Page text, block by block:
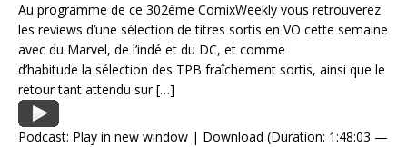
Au programme de ce 302ème ComixWeekly vous retrouverez
les reviews d’une sélection de titres sortis en VO cette semaine
avec du Marvel, de l’indé et du DC, et comme
d’habitude la sélection des TPB fraîchement sortis, ainsi que le
retour tant attendu sur[…]
Podcast: Play in new window | Download (Duration: 1:48:03 —